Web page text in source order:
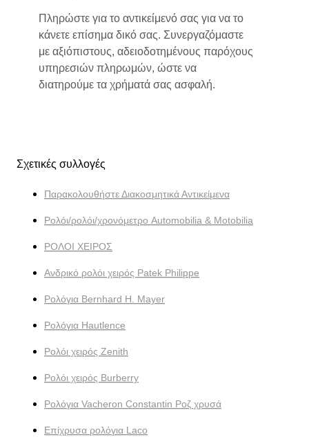
Πληρώστε για το αντικείμενό σας για να το
κάνετε επίσημα δικό σας. Συνεργαζόμαστε
με αξιόπιστους, αδειοδοτημένους παρόχους
υπηρεσιών πληρωμών, ώστε να
διατηρούμε τα χρήματά σας ασφαλή.
Σχετικές συλλογές
Παρακολουθήστε Διακοσμητικά Αντικείμενα
Ρολόι/ρολόι/χρονόμετρο Automobilia & Motobilia
ΡΟΛΟΙ ΧΕΙΡΟΣ
Ανδρικό ρολόι χειρός Patek Philippe
Ρολόγια Bernhard H. Mayer
Ρολόγια Hautlence
Ρολόι χειρός Zenith
Ρολόι χειρός Burberry
Ρολόγια Vacheron Constantin Ροζ χρυσά
Επίχρυσα ρολόγια Laco